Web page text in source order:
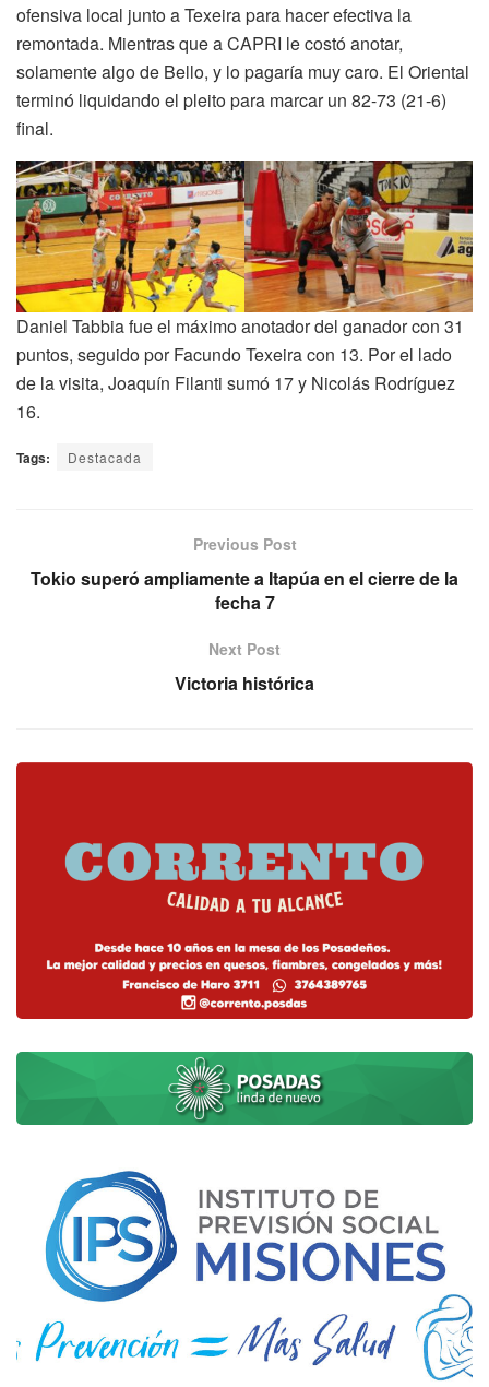
ofensiva local junto a Texeira para hacer efectiva la
remontada. Mientras que a CAPRI le costó anotar,
solamente algo de Bello, y lo pagaría muy caro. El Oriental
terminó liquidando el pleito para marcar un 82-73 (21-6)
final.
Daniel Tabbia fue el máximo anotador del ganador con 31
puntos, seguido por Facundo Texeira con 13. Por el lado
de la visita, Joaquín Filanti sumó 17 y Nicolás Rodríguez
16.
Tags: Destacada
Previous Post
Tokio superó ampliamente a Itapúa en el cierre de la
fecha 7
Next Post
Victoria histórica